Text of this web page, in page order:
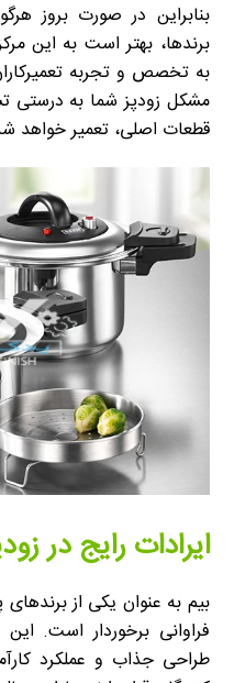
بنابراین در صورت بروز
برندها، بهتر است به این
به تخصص و تجربه
مشکل زودپز شما به درستی
قطعات اصلی، تعمیر خواهد
ایرادات رایج در
بیم به عنوان یکی از برندهای
فراوانی برخوردار است.
طراحی جذاب و عملکرد